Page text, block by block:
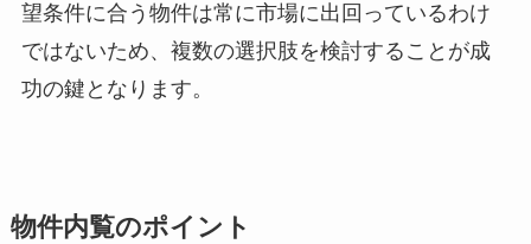
望条件に合う物件は常に市場に出回っているわけ
ではないため、複数の選択肢を検討することが成
功の鍵となります。
物件内覧のポイント